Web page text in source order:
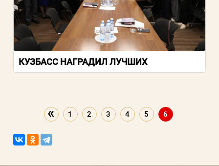
КУЗБАСС НАГРАДИЛ ЛУЧШИХ
« 1 2 3 4 5 6